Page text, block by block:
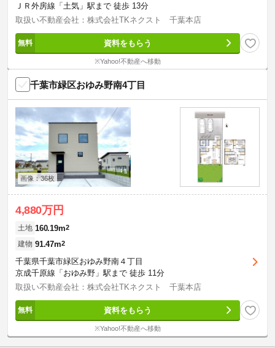
ＪＲ外房線「土気」駅まで 徒歩 13分
取扱い不動産会社：株式会社TKネクスト 千葉本店
資料をもらう
※Yahoo!不動産へ移動
千葉市緑区おゆみ野南4丁目
画像：36枚
4,880万円
土地 160.19m2
建物 91.47m2
千葉県千葉市緑区おゆみ野南４丁目
京成千原線「おゆみ野」駅まで 徒歩 11分
取扱い不動産会社：株式会社TKネクスト 千葉本店
資料をもらう
※Yahoo!不動産へ移動